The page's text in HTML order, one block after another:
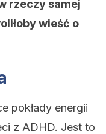
rzeczy samej
wieść o
pokłady energii
z ADHD. Jest to